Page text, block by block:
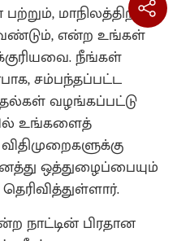
மாநிலத்திற்கு
என்ற உங்கள்
நீங்கள்
சம்பந்தப்பட்ட
வழங்கப்பட்டு
உங்களைத்
ஒத்துழைப்பையும்
நாட்டின் பிரதான